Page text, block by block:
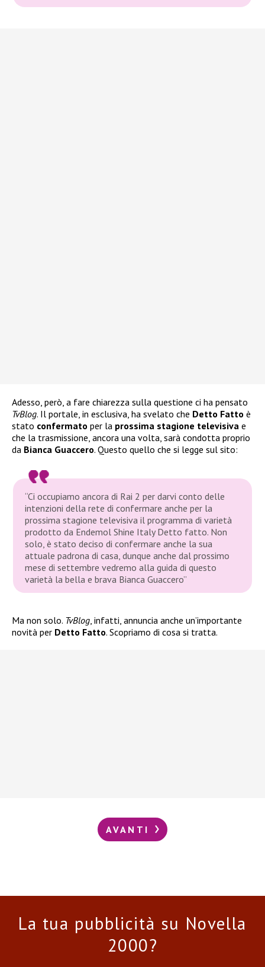
Adesso, però, a fare chiarezza sulla questione ci ha pensato
TvBlog. Il portale, in esclusiva, ha svelato che Detto Fatto è
stato confermato per la prossima stagione televisiva e
che la trasmissione, ancora una volta, sarà condotta proprio
da Bianca Guaccero. Questo quello che si legge sul sito:
“Ci occupiamo ancora di Rai 2 per darvi conto delle
intenzioni della rete di confermare anche per la
prossima stagione televisiva il programma di varietà
prodotto da Endemol Shine Italy Detto fatto. Non
solo, è stato deciso di confermare anche la sua
attuale padrona di casa, dunque anche dal prossimo
mese di settembre vedremo alla guida di questo
varietà la bella e brava Bianca Guaccero”
Ma non solo. TvBlog , infatti, annuncia anche un’importante
novità per Detto Fatto. Scopriamo di cosa si tratta.
AVANTI
La tua pubblicità su Novella
2000?